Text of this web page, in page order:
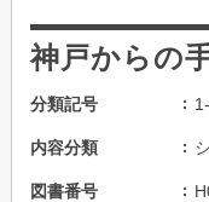
神戸からの
分類記号
内容分類
図書番号